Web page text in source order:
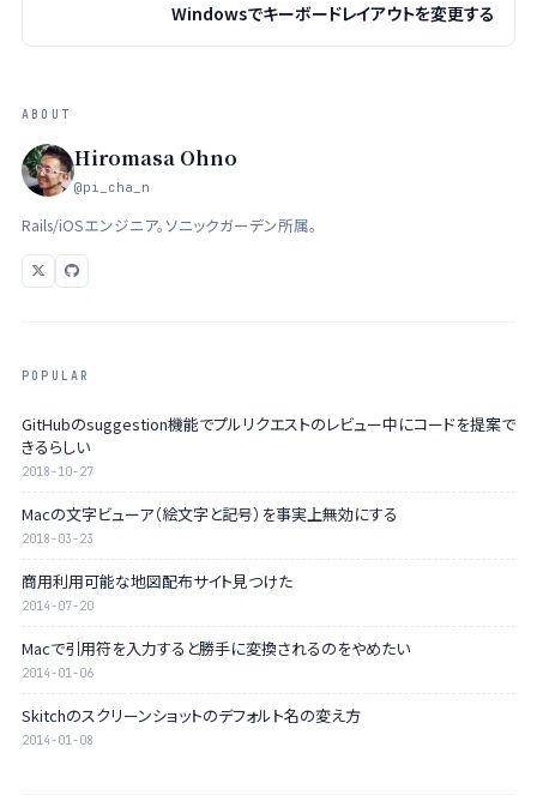
Windowsでキーボードレイアウトを変更する
ABOUT
Hiromasa Ohno
@pi_cha_n
Rails/iOSエンジニア。ソニックガーデン所属。
POPULAR
GitHubのsuggestion機能でプルリクエストのレビュー中にコードを提案で
きるらしい
2018-10-27
Macの文字ビューア（絵文字と記号）を事実上無効にする
2018-03-23
商用利用可能な地図配布サイト見つけた
2014-07-20
Macで引用符を入力すると勝手に変換されるのをやめたい
2014-01-06
Skitchのスクリーンショットのデフォルト名の変え方
2014-01-08